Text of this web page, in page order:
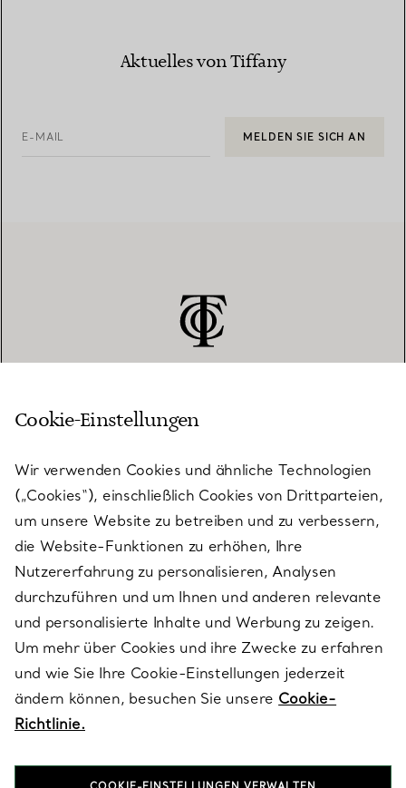
Aktuelles von Tiffany
E-MAIL MELDEN SIE SICH AN
KUNDENSERVICE
SERVICES
ÜBER TIFFANY & CO.
RECHTLICHE HINWEISE
FOLGEN SIE UNS
Cookie-Einstellungen
Wir verwenden Cookies und ähnliche Technologien
(„Cookies“), einschließlich Cookies von Drittparteien,
um unsere Website zu betreiben und zu verbessern,
die Website-Funktionen zu erhöhen, Ihre
Nutzererfahrung zu personalisieren, Analysen
durchzuführen und um Ihnen und anderen relevante
und personalisierte Inhalte und Werbung zu zeigen.
Um mehr über Cookies und ihre Zwecke zu erfahren
und wie Sie Ihre Cookie-Einstellungen jederzeit
ändern können, besuchen Sie unsere Cookie-
Richtlinie.